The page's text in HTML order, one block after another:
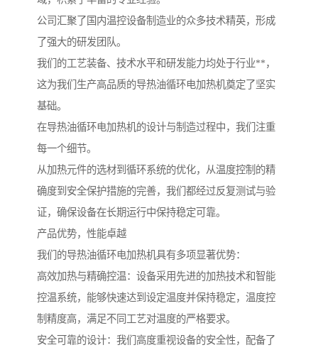
公司汇聚了国内温控设备制造业的众多技术精英，形成
了强大的研发团队。
我们的工艺装备、技术水平和研发能力均处于行业**，
这为我们生产高品质的导热油循环电加热机奠定了坚实
基础。
在导热油循环电加热机的设计与制造过程中，我们注重
每一个细节。
从加热元件的选材到循环系统的优化，从温度控制的精
确度到安全保护措施的完善，我们都经过反复测试与验
证，确保设备在长期运行中保持稳定可靠。
产品优势，性能卓越
我们的导热油循环电加热机具有多项显著优势：
高效加热与精确控温：设备采用先进的加热技术和智能
控温系统，能够快速达到设定温度并保持稳定，温度控
制精度高，满足不同工艺对温度的严格要求。
安全可靠的设计：我们高度重视设备的安全性，配备了